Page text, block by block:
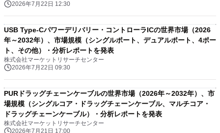
2026年7月22日 12:30
USB Type-Cパワーデリバリー・コントローラICの世界市場（2026
年～2032年）、市場規模（シングルポート、デュアルポート、4ポー
ト、その他）・分析レポートを発表
株式会社マーケットリサーチセンター
2026年7月22日 09:30
PURドラッグチェーンケーブルの世界市場（2026年～2032年）、市
場規模（シングルコア・ドラッグチェーンケーブル、マルチコア・
ドラッグチェーンケーブル）・分析レポートを発表
株式会社マーケットリサーチセンター
2026年7月21日 17:00